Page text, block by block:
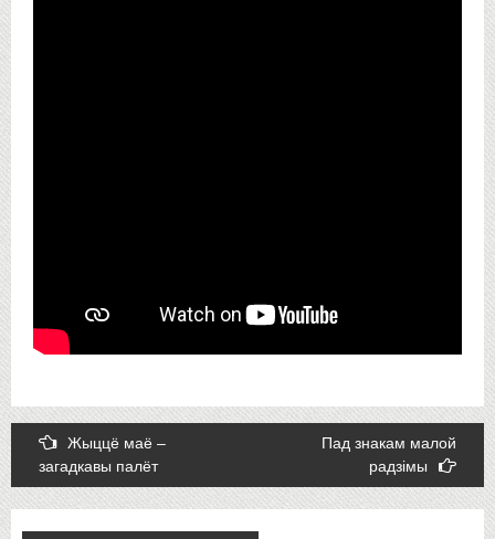
Post
navigation
Жыццё маё –
загадкавы палёт
Пад знакам малой
радзімы